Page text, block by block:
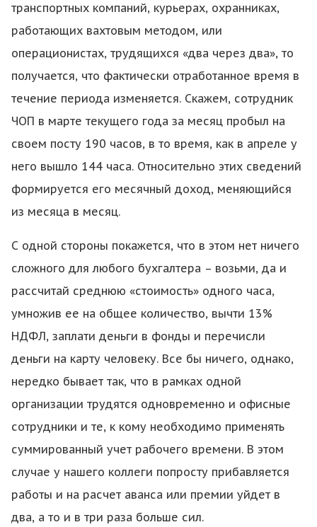
транспортных компаний, курьерах, охранниках,
работающих вахтовым методом, или
операционистах, трудящихся «два через два», то
получается, что фактически отработанное время в
течение периода изменяется. Скажем, сотрудник
ЧОП в марте текущего года за месяц пробыл на
своем посту 190 часов, в то время, как в апреле у
него вышло 144 часа. Относительно этих сведений
формируется его месячный доход, меняющийся
из месяца в месяц.
С одной стороны покажется, что в этом нет ничего
сложного для любого бухгалтера – возьми, да и
рассчитай среднюю «стоимость» одного часа,
умножив ее на общее количество, вычти 13%
НДФЛ, заплати деньги в фонды и перечисли
деньги на карту человеку. Все бы ничего, однако,
нередко бывает так, что в рамках одной
организации трудятся одновременно и офисные
сотрудники и те, к кому необходимо применять
суммированный учет рабочего времени. В этом
случае у нашего коллеги попросту прибавляется
работы и на расчет аванса или премии уйдет в
два, а то и в три раза больше сил.